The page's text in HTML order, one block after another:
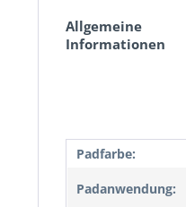
Allgemeine
Informationen
Padfarbe:
Padanwendung: